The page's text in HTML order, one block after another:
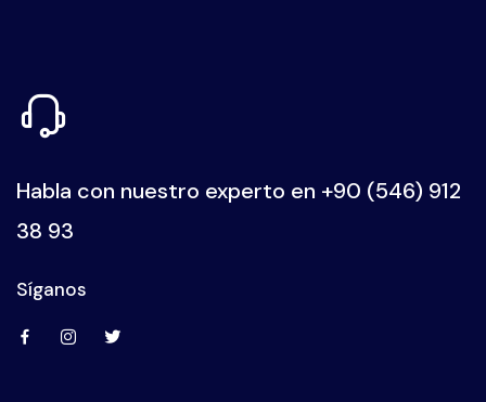
Habla con nuestro experto en +90 (546) 912
38 93
Síganos